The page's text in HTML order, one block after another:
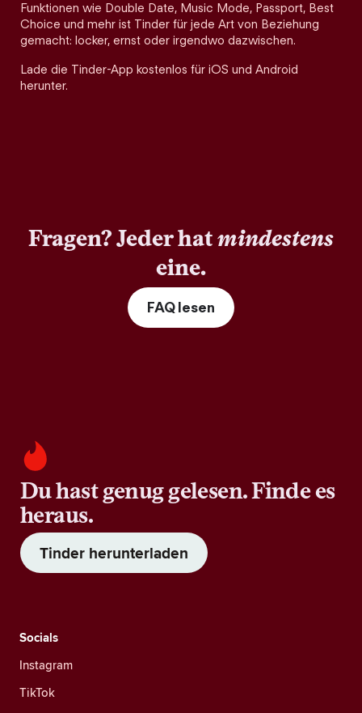
Funktionen wie Double Date, Music Mode, Passport, Best
Choice und mehr ist Tinder für jede Art von Beziehung
gemacht: locker, ernst oder irgendwo dazwischen.
Lade die Tinder-App kostenlos für iOS und Android
herunter.
Fragen? Jeder hatmindestens
eine.
FAQ lesen
Du hast genug gelesen. Finde es
heraus.
Tinder herunterladen
Socials
Instagram
TikTok